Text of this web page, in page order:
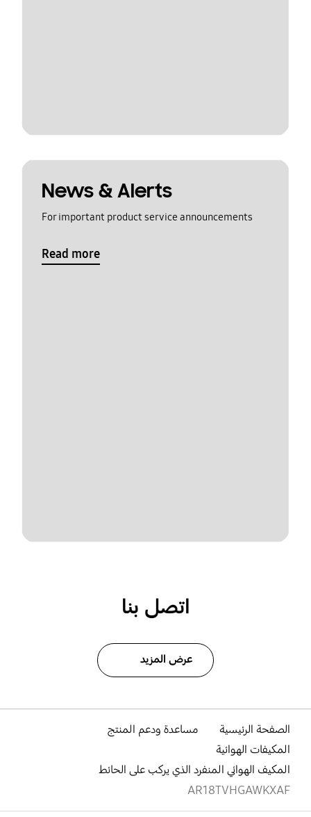
News & Alerts
For important product service announcements
Read more
اتصل بنا
عرض المزيد
الصفحة الرئيسية
مساعدة ودعم المنتج
المكيفات الهوائية
المكيف الهوائي المنفرد الذي يركب على الحائط
AR18TVHGAWKXAF